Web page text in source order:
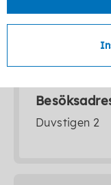
Duvstigen 2